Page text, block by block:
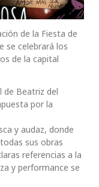
de la Fiesta de
se celebrará los
de la capital
de Beatriz del
por la
y audaz, donde
sus obras
referencias a la
y performance se